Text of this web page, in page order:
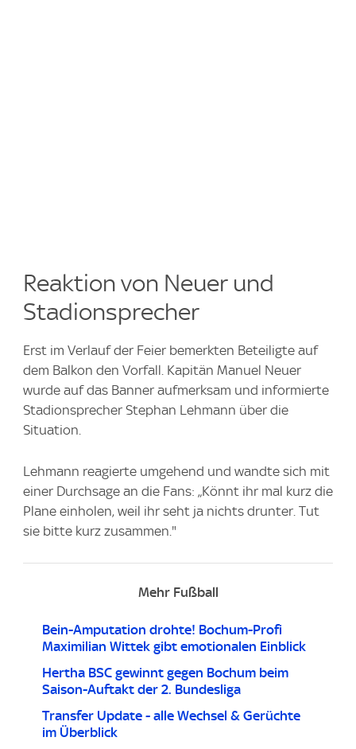
Reaktion von Neuer und
Stadionsprecher
Erst im Verlauf der Feier bemerkten Beteiligte auf
dem Balkon den Vorfall. Kapitän Manuel Neuer
wurde auf das Banner aufmerksam und informierte
Stadionsprecher Stephan Lehmann über die
Situation.
Lehmann reagierte umgehend und wandte sich mit
einer Durchsage an die Fans: „Könnt ihr mal kurz die
Plane einholen, weil ihr seht ja nichts drunter. Tut
sie bitte kurz zusammen."
Mehr Fußball
Bein-Amputation drohte! Bochum-Profi
Maximilian Wittek gibt emotionalen Einblick
Hertha BSC gewinnt gegen Bochum beim
Saison-Auftakt der 2. Bundesliga
Transfer Update - alle Wechsel & Gerüchte
im Überblick